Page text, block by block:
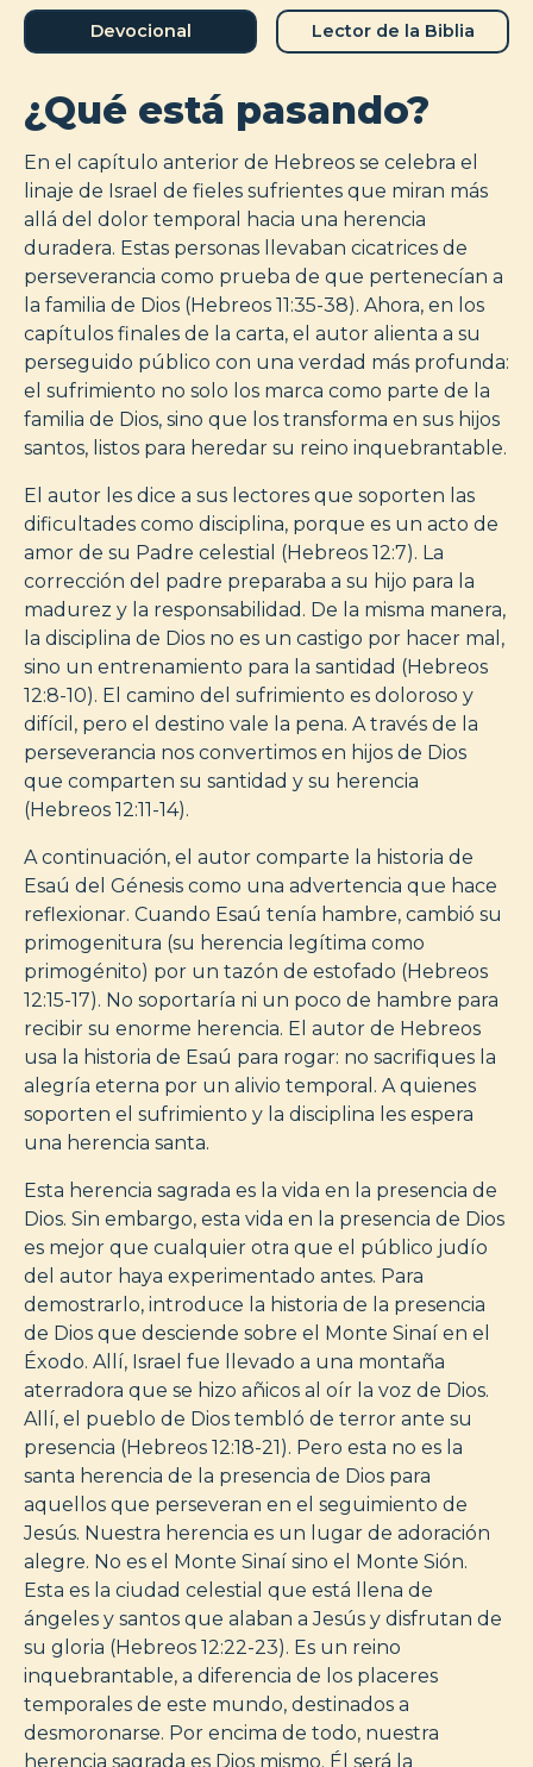
Devocional Lector de la Biblia
¿Qué está pasando?
En el capítulo anterior de Hebreos se celebra el
linaje de Israel de fieles sufrientes que miran más
allá del dolor temporal hacia una herencia
duradera. Estas personas llevaban cicatrices de
perseverancia como prueba de que pertenecían a
la familia de Dios (Hebreos 11:35-38). Ahora, en los
capítulos finales de la carta, el autor alienta a su
perseguido público con una verdad más profunda:
el sufrimiento no solo los marca como parte de la
familia de Dios, sino que los transforma en sus hijos
santos, listos para heredar su reino inquebrantable.
El autor les dice a sus lectores que soporten las
dificultades como disciplina, porque es un acto de
amor de su Padre celestial (Hebreos 12:7). La
corrección del padre preparaba a su hijo para la
madurez y la responsabilidad. De la misma manera,
la disciplina de Dios no es un castigo por hacer mal,
sino un entrenamiento para la santidad (Hebreos
12:8-10). El camino del sufrimiento es doloroso y
difícil, pero el destino vale la pena. A través de la
perseverancia nos convertimos en hijos de Dios
que comparten su santidad y su herencia
(Hebreos 12:11-14).
A continuación, el autor comparte la historia de
Esaú del Génesis como una advertencia que hace
reflexionar. Cuando Esaú tenía hambre, cambió su
primogenitura (su herencia legítima como
primogénito) por un tazón de estofado (Hebreos
12:15-17). No soportaría ni un poco de hambre para
recibir su enorme herencia. El autor de Hebreos
usa la historia de Esaú para rogar: no sacrifiques la
alegría eterna por un alivio temporal. A quienes
soporten el sufrimiento y la disciplina les espera
una herencia santa.
Esta herencia sagrada es la vida en la presencia de
Dios. Sin embargo, esta vida en la presencia de Dios
es mejor que cualquier otra que el público judío
del autor haya experimentado antes. Para
demostrarlo, introduce la historia de la presencia
de Dios que desciende sobre el Monte Sinaí en el
Éxodo. Allí, Israel fue llevado a una montaña
aterradora que se hizo añicos al oír la voz de Dios.
Allí, el pueblo de Dios tembló de terror ante su
presencia (Hebreos 12:18-21). Pero esta no es la
santa herencia de la presencia de Dios para
aquellos que perseveran en el seguimiento de
Jesús. Nuestra herencia es un lugar de adoración
alegre. No es el Monte Sinaí sino el Monte Sión.
Esta es la ciudad celestial que está llena de
ángeles y santos que alaban a Jesús y disfrutan de
su gloria (Hebreos 12:22-23). Es un reino
inquebrantable, a diferencia de los placeres
temporales de este mundo, destinados a
desmoronarse. Por encima de todo, nuestra
herencia sagrada es Dios mismo. Él será la